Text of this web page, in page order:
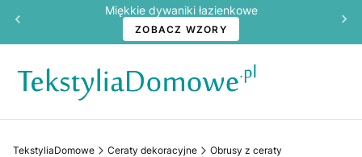
Miękkie dywaniki łazienkowe
ZOBACZ WZORY
TekstyliaDomowe Ceraty dekoracyjne Obrusy z ceraty